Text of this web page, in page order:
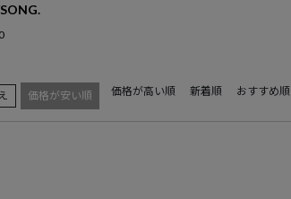
価格が安い順 価格が高い順 新着順 おすすめ順